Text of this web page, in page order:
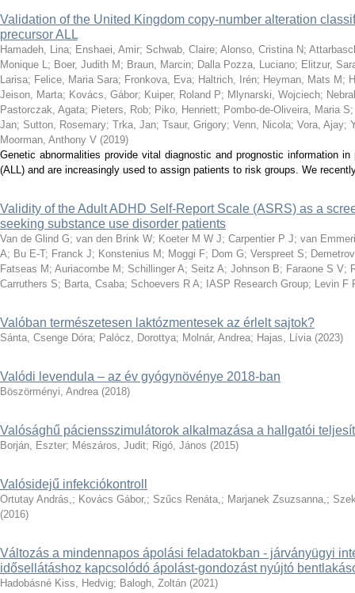
Validation of the United Kingdom copy-number alteration
precursor ALL
Hamadeh, Lina; Enshaei, Amir; Schwab, Claire; Alonso, Cristina N;
Monique L; Boer, Judith M ; Braun, Marcin; Dalla Pozza, Luciano; Elitzur,
Larisa; Felice, Maria Sara; Fronkova, Eva; Haltrich, Irén; Heyman, Mats M ;
Jeison, Marta; Kovács, Gábor; Kuiper, Roland P; Mlynarski, Wojciech;
Pastorczak, Agata; Pieters, Rob; Piko, Henriett; Pombo-de-Oliveira, Maria S
Jan; Sutton, Rosemary; Trka, Jan; Tsaur, Grigory; Venn, Nicola; Vora, Ajay;
Moorman, Anthony V (2019)
Genetic abnormalities provide vital diagnostic and prognostic information
(ALL) and are increasingly used to assign patients to risk groups. We
Validity of the Adult ADHD Self-Report Scale (ASRS) as a
seeking substance use disorder patients
Van de Glind G; van den Brink W; Koeter M W J; Carpentier P J; van
A; Bu E-T; Franck J; Konstenius M ; Moggi F; Dom G; Verspreet S;
Fatseas M ; Auriacombe M ; Schillinger A; Seitz A; Johnson B; Faraone S V;
Carruthers S; Barta, Csaba; Schoevers R A; IASP Research Group; Levin F
Valóban természetesen laktózmentesek az érlelt sajtok?
Sánta, Csenge Dóra; Palócz, Dorottya; Molnár, Andrea; Hajas, Lívia (2023)
Valódi levendula – az év gyógynövénye 2018-ban
Böszörményi, Andrea (2018)
Valósághű páciensszimulátorok alkalmazása a hallgatói
Borján, Eszter; Mészáros, Judit; Rigó, János (2015)
Valósidejű infekciókontroll
Ortutay András,; Kovács Gábor,; Szűcs Renáta,; Marjanek Zsuzsanna,;
(2016)
Változás a mindennapos ápolási feladatokban - járványügyi
idősellátáshoz kapcsolódó ápolást-gondozást nyújtó
Hadobásné Kiss, Hedvig; Balogh, Zoltán (2021)